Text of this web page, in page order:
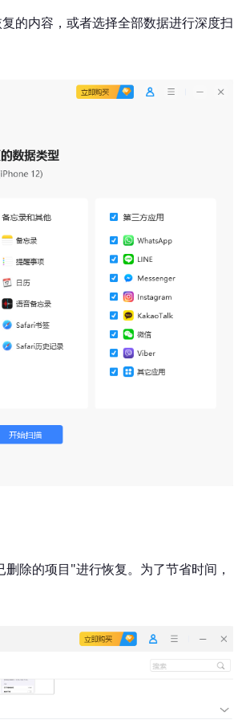
的内容，或者选择全部数据进行深度扫
除的项目"进行恢复。为了节省时间，